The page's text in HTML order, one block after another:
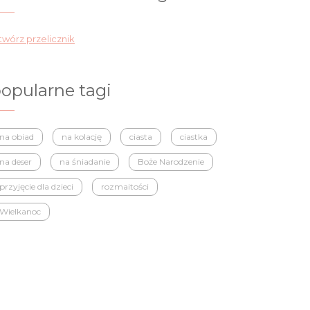
przelicznik
tagi
na obiad na kolację ciasta ciastka
na deser na śniadanie Boże Narodzenie
przyjęcie dla dzieci rozmaitości
Wielkanoc